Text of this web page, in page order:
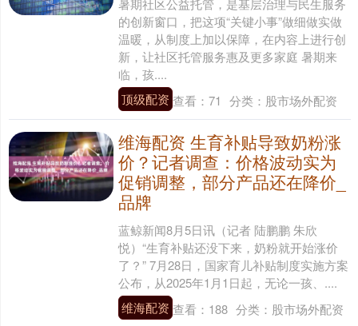
暑期社区公益托管，是基层治理与民生服务
的创新窗口，把这项“关键小事”做细做实做
温暖，从制度上加以保障，在内容上进行创
新，让社区托管服务惠及更多家庭 暑期来
临，孩....
顶级配资 查看： 71 分类： 股市场外配资
维海配资 生育补贴导致奶粉涨
价？记者调查：价格波动实为
促销调整，部分产品还在降价_
品牌
蓝鲸新闻8月5日讯（记者 陆鹏鹏 朱欣
悦）“生育补贴还没下来，奶粉就开始涨价
了？” 7月28日，国家育儿补贴制度实施方案
公布，从2025年1月1日起，无论一孩、....
维海配资 查看： 188 分类： 股市场外配资